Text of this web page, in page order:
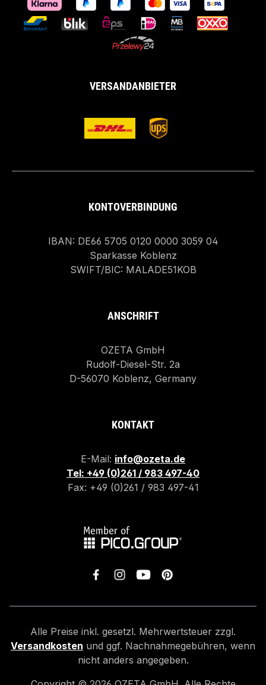
VERSANDANBIETER
KONTOVERBINDUNG
IBAN: DE66 5705 0120 0000 3059 04
Sparkasse Koblenz
SWIFT/BIC: MALADE51KOB
ANSCHRIFT
OZETA GmbH
Rudolf-Diesel-Str. 2a
D-56070 Koblenz, Germany
KONTAKT
E-Mail: info@ozeta.de
Tel: +49 (0)261 / 983 497-40
Fax: +49 (0)261 / 983 497-41
Alle Preise inkl. gesetzl. Mehrwertsteuer zzgl.
Versandkosten und ggf. Nachnahmegebühren, wenn
nicht anders angegeben.